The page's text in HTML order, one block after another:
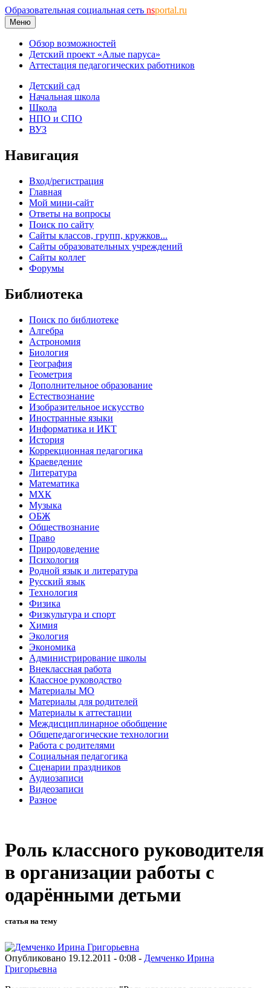
Образовательная социальная сеть nsportal.ru
Меню
Обзор возможностей
Детский проект «Алые паруса»
Аттестация педагогических работников
Детский сад
Начальная школа
Школа
НПО и СПО
ВУЗ
Навигация
Вход/регистрация
Главная
Мой мини-сайт
Ответы на вопросы
Поиск по сайту
Сайты классов, групп, кружков...
Сайты образовательных учреждений
Сайты коллег
Форумы
Библиотека
Поиск по библиотеке
Алгебра
Астрономия
Биология
География
Геометрия
Дополнительное образование
Естествознание
Изобразительное искусство
Иностранные языки
Информатика и ИКТ
История
Коррекционная педагогика
Краеведение
Литература
Математика
МХК
Музыка
ОБЖ
Обществознание
Право
Природоведение
Психология
Родной язык и литература
Русский язык
Технология
Физика
Физкультура и спорт
Химия
Экология
Экономика
Администрирование школы
Внеклассная работа
Классное руководство
Материалы МО
Материалы для родителей
Материалы к аттестации
Междисциплинарное обобщение
Общепедагогические технологии
Работа с родителями
Социальная педагогика
Сценарии праздников
Аудиозаписи
Видеозаписи
Разное
Роль классного руководителя
в организации работы с
одарёнными детьми
статья на тему
Опубликовано 19.12.2011 - 0:08 - Демченко Ирина
Григорьевна